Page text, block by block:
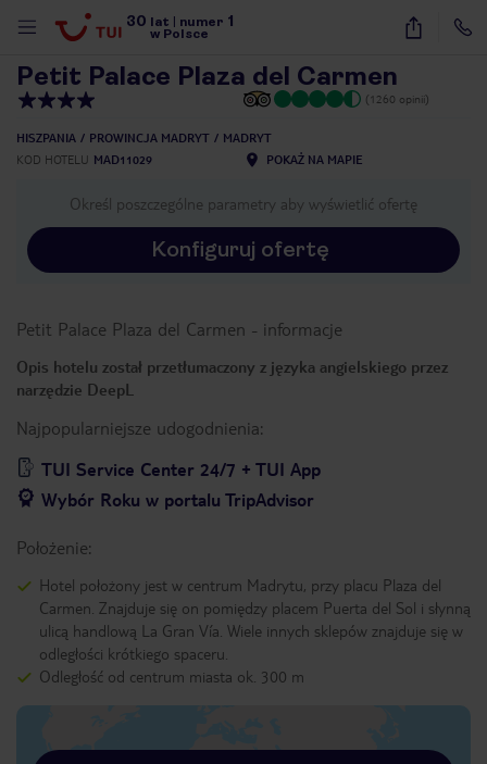
30 lat numer 1
w Polsce
25
Petit Palace Plaza del Carmen
(1260 opinii)
HISZPANIA PROWINCJA MADRYT
MADRYT
KOD HOTELU MAD11029 POKAŻ NA MAPIE
Określ poszczególne parametry aby wyświetlić ofertę
Konfiguruj ofertę
Petit Palace Plaza del Carmen - informacje
Opis hotelu został przetłumaczony z języka angielskiego przez
narzędzie DeepL
Najpopularniejsze udogodnienia:
TUI Service Center 24/7 + TUI App
Wybór Roku w portalu TripAdvisor
Położenie:
Hotel położony jest w centrum Madrytu, przy placu Plaza del
Carmen. Znajduje się on pomiędzy placem Puerta del Sol i słynną
ulicą handlową La Gran Vía. Wiele innych sklepów znajduje się w
odległości krótkiego spaceru.
Odległość od centrum miasta ok. 300 m